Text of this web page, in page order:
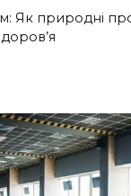
Як природні